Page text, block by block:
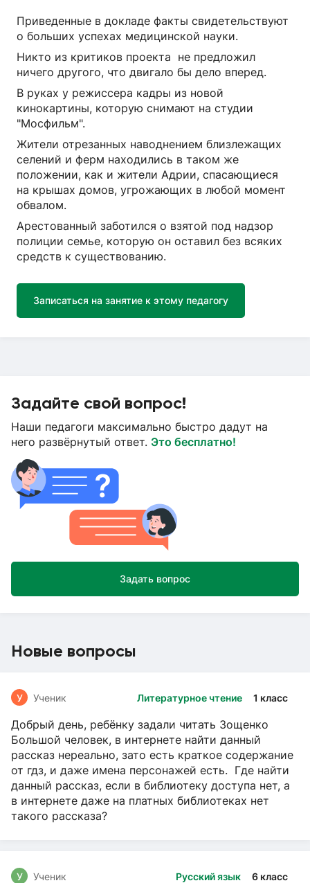
Приведенные в докладе факты свидетельствуют
о больших успехах медицинской науки.
Никто из критиков проекта не предложил
ничего другого, что двигало бы дело вперед.
В руках у режиссера кадры из новой
кинокартины, которую снимают на студии
"Мосфильм".
Жители отрезанных наводнением близлежащих
селений и ферм находились в таком же
положении, как и жители Адрии, спасающиеся
на крышах домов, угрожающих в любой момент
обвалом.
Арестованный заботился о взятой под надзор
полиции семье, которую он оставил без всяких
средств к существованию.
Записаться на занятие к этому педагогу
Задайте свой вопрос!
Наши педагоги максимально быстро дадут на
него развёрнутый ответ. Это бесплатно!
Задать вопрос
Новые вопросы
Литературное чтение 1 класс
У Ученик
Добрый день, ребёнку задали читать Зощенко
Большой человек, в интернете найти данный
рассказ нереально, зато есть краткое содержание
от гдз, и даже имена персонажей есть. Где найти
данный рассказ, если в библиотеку доступа нет, а
в интернете даже на платных библиотеках нет
такого рассказа?
Русский язык 6 класс
У Ученик